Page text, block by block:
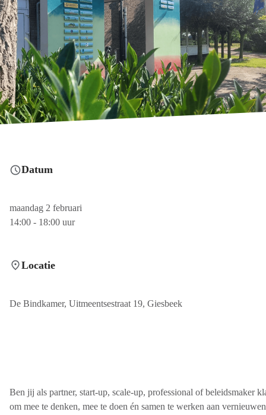
Datum
maandag 2 februari
14:00 - 18:00 uur
Locatie
De Bindkamer, Uitmeentsestraat 19, Giesbeek
Ben jij als partner, start-up, scale-up, professional of beleidsmaker
om mee te denken, mee te doen én samen te werken aan